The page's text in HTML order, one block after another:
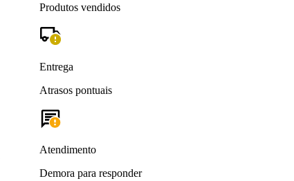
Produtos vendidos
Entrega
Atrasos pontuais
Atendimento
Demora para responder